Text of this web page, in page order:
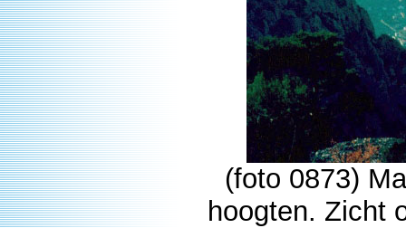
(foto 0873)
hoogten. Zicht